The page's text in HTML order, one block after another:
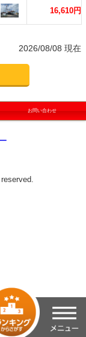
16,610円
2026/08/08 現在
お問い合わせ